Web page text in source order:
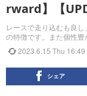
rward】【
レースで走り込むも良
の特徴です。また個性豊
2023.6.15 Thu 16:49
シェア